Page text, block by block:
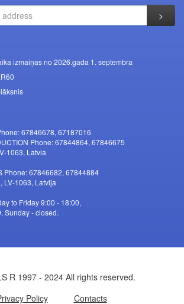
izmaiņas no 2026.gada 1. septembra
67846678, 67187016
Phone: 67844864, 67846675
1063, Latvia
Phone: 67846682, 67844884
LV-1063, Latvija
to Friday 9:00 - 18:00,
Sunday - closed.
R 1997 - 2024 All rights reserved.
Policy
Contacts